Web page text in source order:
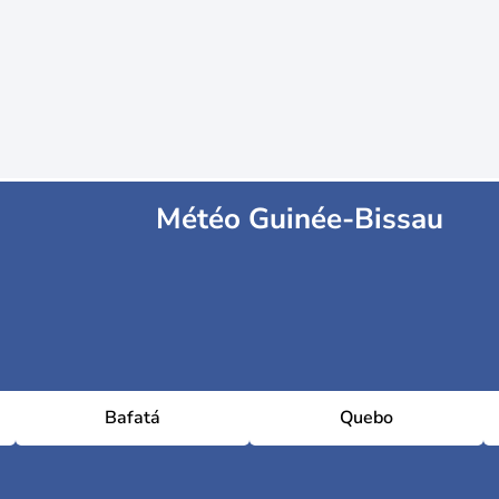
Météo Guinée-Bissau
Bafatá Quebo